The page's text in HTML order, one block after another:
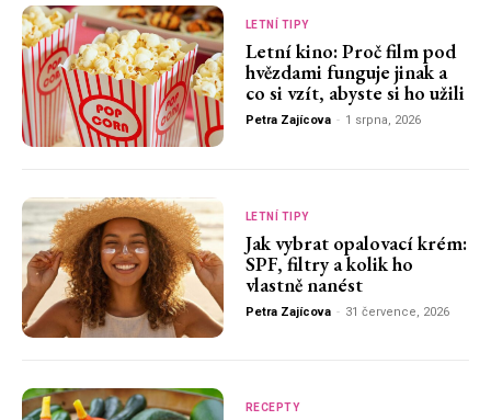
LETNÍ TIPY
Letní kino: Proč film pod
hvězdami funguje jinak a
co si vzít, abyste si ho užili
Petra Zajícova - 1 srpna, 2026
LETNÍ TIPY
Jak vybrat opalovací krém:
SPF, filtry a kolik ho
vlastně nanést
Petra Zajícova - 31 července, 2026
RECEPTY